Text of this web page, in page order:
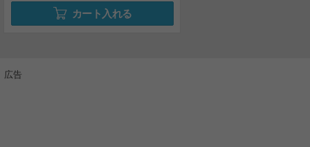
カート入れる
広告